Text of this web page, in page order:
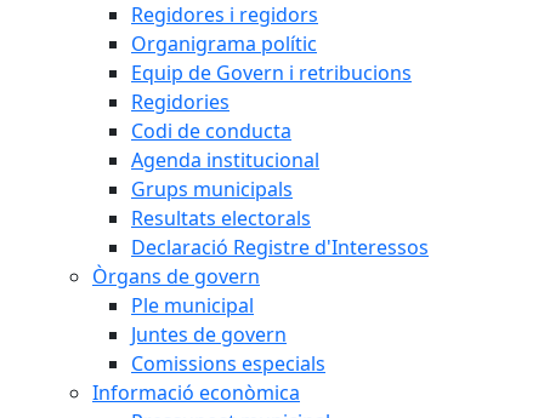
Regidores i regidors
Organigrama polític
Equip de Govern i retribucions
Regidories
Codi de conducta
Agenda institucional
Grups municipals
Resultats electorals
Declaració Registre d'Interessos
Òrgans de govern
Ple municipal
Juntes de govern
Comissions especials
Informació econòmica